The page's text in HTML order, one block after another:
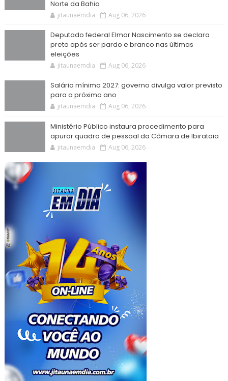
Norte da Bahia
jitaunaemdia Aug 06, 2026
Deputado federal Elmar Nascimento se declara
preto após ser pardo e branco nas últimas
eleições
jitaunaemdia Aug 06, 2026
Salário mínimo 2027: governo divulga valor previsto
para o próximo ano
jitaunaemdia Aug 06, 2026
Ministério Público instaura procedimento para
apurar quadro de pessoal da Câmara de Ibirataia
jitaunaemdia Aug 06, 2026